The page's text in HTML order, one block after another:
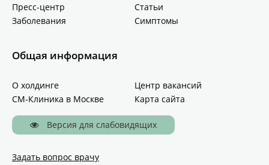
Пресс-центр
Статьи
Заболевания
Симптомы
Общая информация
О холдинге
Центр вакансий
СМ-Клиника в Москве
Карта сайта
Версия для слабовидящих
Задать вопрос врачу